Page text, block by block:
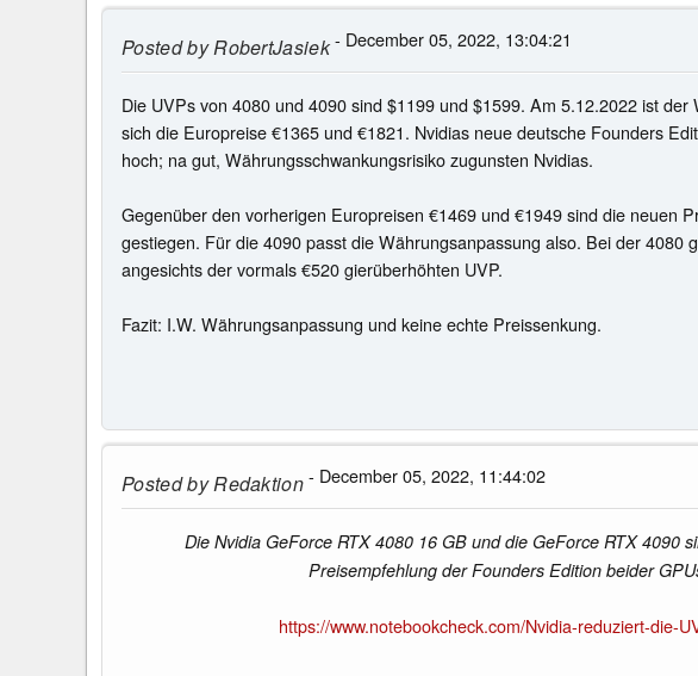
Posted byRobertJasiek- December 05, 2022, 13:04:21
Die UVPs von 4080 und 4090 sind $1199 und $1599. Am 5.12.2022 ist
sich die Europreise €1365 und €1821. Nvidias neue deutsche Founders
hoch; na gut, Währungsschwankungsrisiko zugunsten Nvidias.
Gegenüber den vorherigen Europreisen €1469 und €1949 sind die neuen
gestiegen. Für die 4090 passt die Währungsanpassung also. Bei der
angesichts der vormals €520 gierüberhöhten UVP.
Fazit: I.W. Währungsanpassung und keine echte Preissenkung.
Posted byRedaktion- December 05, 2022, 11:44:02
Die Nvidia GeForce RTX 4080 16 GB und die GeForce RTX 4090
Preisempfehlung der Founders Edition beider
https://www.notebookcheck.com/Nvidia-reduziert-die-